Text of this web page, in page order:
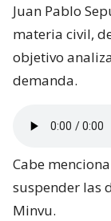
Juan Pablo
materia civil,
objetivo
demanda.
Cabe
suspender las
Minvu.